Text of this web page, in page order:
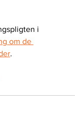
i
om de
.